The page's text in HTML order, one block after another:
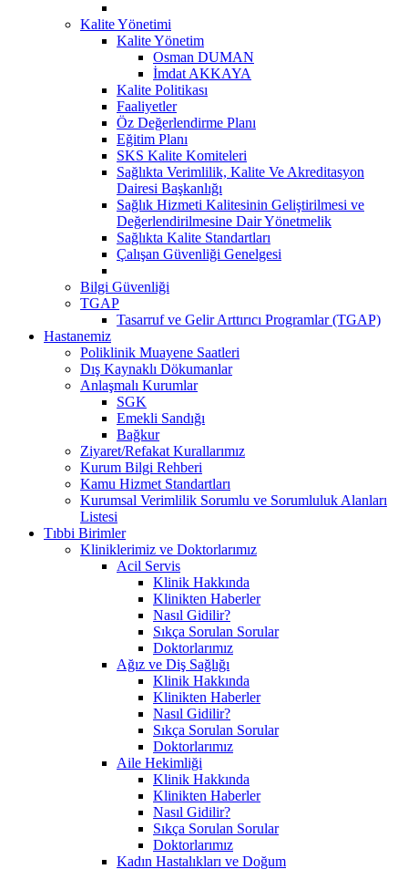
Kalite Yönetimi
Kalite Yönetim
Osman DUMAN
İmdat AKKAYA
Kalite Politikası
Faaliyetler
Öz Değerlendirme Planı
Eğitim Planı
SKS Kalite Komiteleri
Sağlıkta Verimlilik, Kalite Ve Akreditasyon
Dairesi Başkanlığı
Sağlık Hizmeti Kalitesinin Geliştirilmesi ve
Değerlendirilmesine Dair Yönetmelik
Sağlıkta Kalite Standartları
Çalışan Güvenliği Genelgesi
Bilgi Güvenliği
TGAP
Tasarruf ve Gelir Arttırıcı Programlar (TGAP)
Hastanemiz
Poliklinik Muayene Saatleri
Dış Kaynaklı Dökumanlar
Anlaşmalı Kurumlar
SGK
Emekli Sandığı
Bağkur
Ziyaret/Refakat Kurallarımız
Kurum Bilgi Rehberi
Kamu Hizmet Standartları
Kurumsal Verimlilik Sorumlu ve Sorumluluk Alanları
Listesi
Tıbbi Birimler
Kliniklerimiz ve Doktorlarımız
Acil Servis
Klinik Hakkında
Klinikten Haberler
Nasıl Gidilir?
Sıkça Sorulan Sorular
Doktorlarımız
Ağız ve Diş Sağlığı
Klinik Hakkında
Klinikten Haberler
Nasıl Gidilir?
Sıkça Sorulan Sorular
Doktorlarımız
Aile Hekimliği
Klinik Hakkında
Klinikten Haberler
Nasıl Gidilir?
Sıkça Sorulan Sorular
Doktorlarımız
Kadın Hastalıkları ve Doğum